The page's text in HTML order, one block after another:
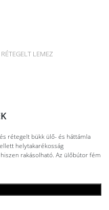
RÉTEGELT LEMEZ
rétegelt bükk ülő- és háttámla
helytakarékosság
rakásolható. Az ülőbútor fém